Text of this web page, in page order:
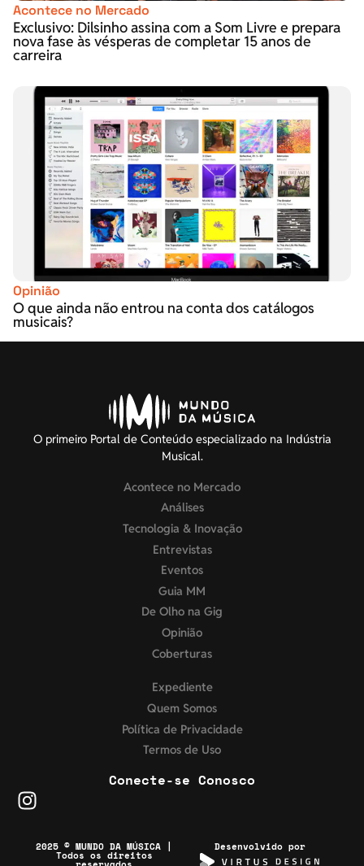
Acontece no Mercado
Exclusivo: Dilsinho assina com a Som Livre e prepara
nova fase às vésperas de completar 15 anos de
carreira
Opinião
O que ainda não entrou na conta dos catálogos
musicais?
O primeiro Portal de Conteúdo especializado na Indústria
Musical.
Acontece no Mercado
Análises
Tecnologia & Inovação
Entrevistas
Eventos
Guia MM
De Olho na Gig
Opinião
Coberturas
Expediente
Quem Somos
Política de Privacidade
Termos de Uso
Conecte-se Conosco
2025 © MUNDO DA MÚSICA |
Todos os direitos
Desenvolvido por